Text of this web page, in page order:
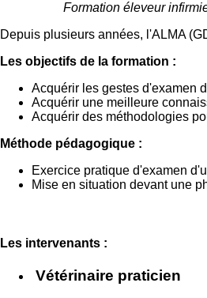
Formation éleveur
Depuis plusieurs années, l'ALMA
Les objectifs de la formation :
Acquérir les gestes d'examen
Acquérir une meilleure
Acquérir des méthodologies
Méthode pédagogique :
Exercice pratique d'examen
Mise en situation devant une
Les intervenants :
Vétérinaire praticien